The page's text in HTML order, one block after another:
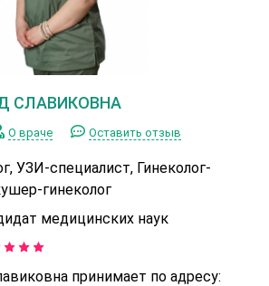
СЛАВИКОВНА
О враче Оставить отзыв
УЗИ-специалист, Гинеколог-
гинеколог
медицинских наук
принимает по адресу: